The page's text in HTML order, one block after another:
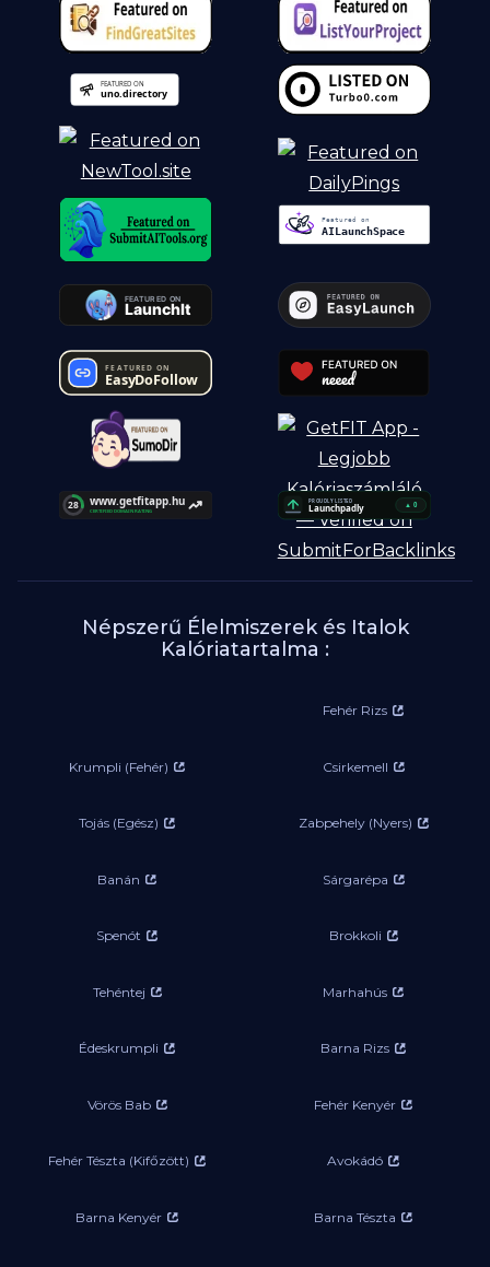
Népszerű Élelmiszerek és Italok
Kalóriatartalma :
Fehér Rizs
Krumpli (Fehér) Csirkemell
Tojás (Egész) Zabpehely (Nyers)
Banán Sárgarépa
Spenót Brokkoli
Tehéntej Marhahús
Édeskrumpli Barna Rizs
Vörös Bab Fehér Kenyér
Fehér Tészta (Kifőzött) Avokádó
Barna Kenyér Barna Tészta